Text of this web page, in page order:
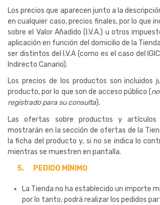
Los precios que aparecen junto a la
en cualquier caso, precios finales, por lo que
sobre el Valor Añadido (I.V.A.) u otros
aplicación en función del domicilio de la
ser distintos del I.V.A (como es el caso del
Indirecto Canario).
Los precios de los productos son incluidos
producto, por lo que son de acceso público (
registrado para su consulta).
Las ofertas sobre productos y artículos
mostrarán en la sección de ofertas de la
la ficha del producto y, si no se indica lo
mientras se muestren en pantalla.
5.
PEDIDO MÍNIMO
La Tienda no ha establecido un importe
por lo tanto, podrá realizar los pedidos